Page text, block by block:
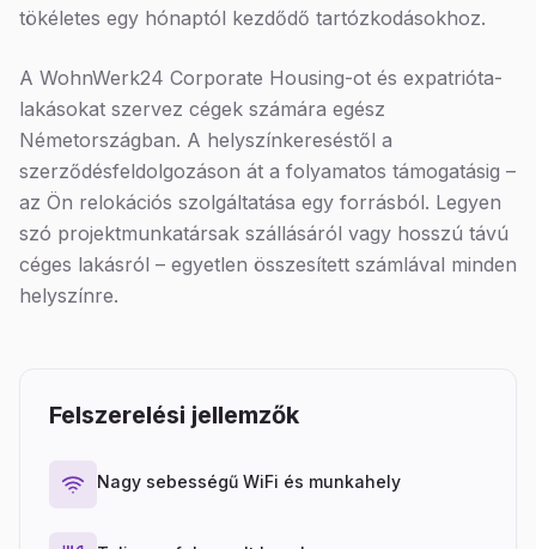
tökéletes egy hónaptól kezdődő tartózkodásokhoz.
A WohnWerk24 Corporate Housing-ot és expatrióta-
lakásokat szervez cégek számára egész
Németországban. A helyszínkereséstől a
szerződésfeldolgozáson át a folyamatos támogatásig –
az Ön relokációs szolgáltatása egy forrásból. Legyen
szó projektmunkatársak szállásáról vagy hosszú távú
céges lakásról – egyetlen összesített számlával minden
helyszínre.
Felszerelési jellemzők
Nagy sebességű WiFi és munkahely